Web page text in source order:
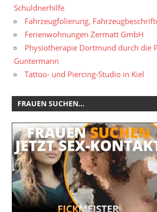
Schuldnerhilfe
Fahrzeugfolierung,
Ferienwohnungen Zermatt GmbH
Physiotherapie Dortmund durch die
Guntermann
Tattoo- und Piercing-Studio in Kiel
FRAUEN SUCHEN…